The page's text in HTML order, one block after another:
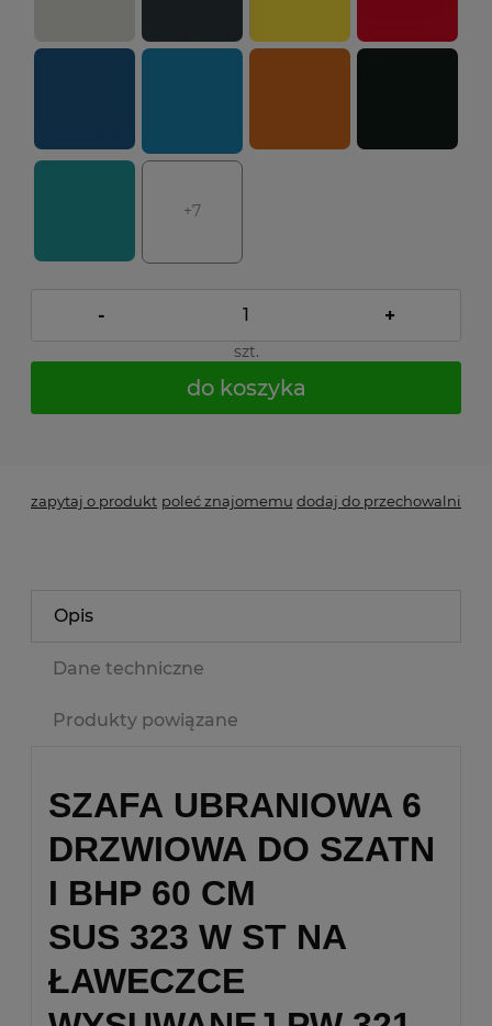
+7
- +
szt.
do koszyka
zapytaj o produkt poleć znajomemu dodaj do przechowalni
Opis
Dane techniczne
Produkty powiązane
SZAFA UBRANIOWA 6
DRZWIOWA DO SZATN
I BHP 60 CM
SUS 323 W ST NA
ŁAWECZCE